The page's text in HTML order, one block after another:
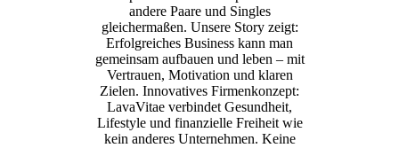
andere Paare und Singles
gleichermaßen. Unsere Story zeigt:
Erfolgreiches Business kann man
gemeinsam aufbauen und leben – mit
Vertrauen, Motivation und klaren
Zielen. Innovatives Firmenkonzept:
LavaVitae verbindet Gesundheit,
Lifestyle und finanzielle Freiheit wie
kein anderes Unternehmen. Keine